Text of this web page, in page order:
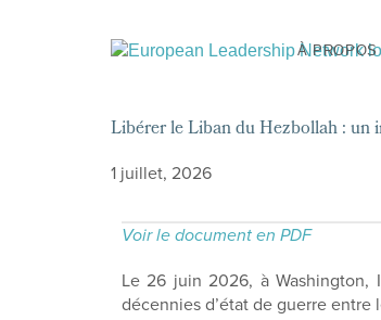
À PROPOS
Libérer le Liban du Hezbollah :
1 juillet, 2026
Voir le document en PDF
Le 26 juin 2026, à Washington,
décennies d’état de guerre entre